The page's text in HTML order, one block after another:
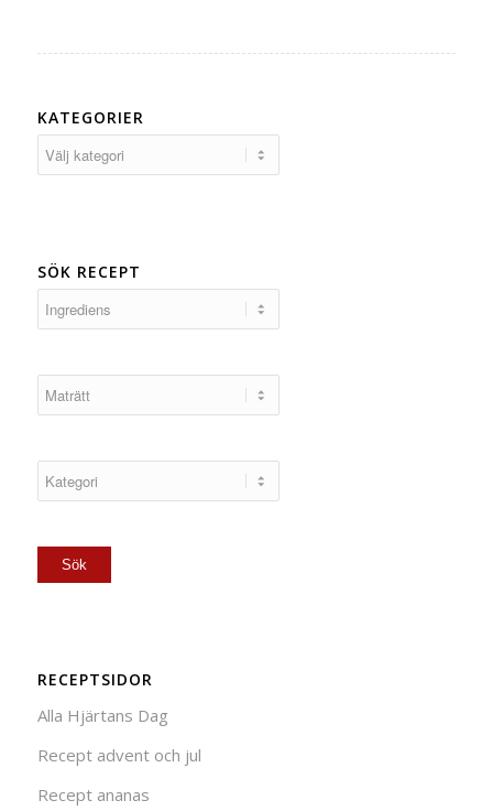
KATEGORIER
SÖK RECEPT
RECEPTSIDOR
Alla Hjärtans Dag
Recept advent och jul
Recept ananas